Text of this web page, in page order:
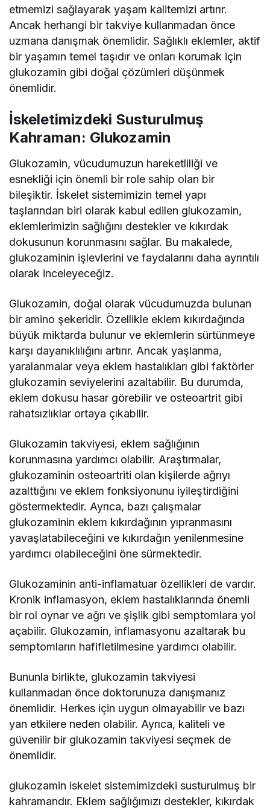
etmemizi sağlayarak yaşam kalitemizi artırır.
Ancak herhangi bir takviye kullanmadan önce
uzmana danışmak önemlidir. Sağlıklı eklemler, aktif
bir yaşamın temel taşıdır ve onları korumak için
glukozamin gibi doğal çözümleri düşünmek
önemlidir.
İskeletimizdeki Susturulmuş
Kahraman: Glukozamin
Glukozamin, vücudumuzun hareketliliği ve
esnekliği için önemli bir role sahip olan bir
bileşiktir. İskelet sistemimizin temel yapı
taşlarından biri olarak kabul edilen glukozamin,
eklemlerimizin sağlığını destekler ve kıkırdak
dokusunun korunmasını sağlar. Bu makalede,
glukozaminin işlevlerini ve faydalarını daha ayrıntılı
olarak inceleyeceğiz.
Glukozamin, doğal olarak vücudumuzda bulunan
bir amino şekeridir. Özellikle eklem kıkırdağında
büyük miktarda bulunur ve eklemlerin sürtünmeye
karşı dayanıklılığını artırır. Ancak yaşlanma,
yaralanmalar veya eklem hastalıkları gibi faktörler
glukozamin seviyelerini azaltabilir. Bu durumda,
eklem dokusu hasar görebilir ve osteoartrit gibi
rahatsızlıklar ortaya çıkabilir.
Glukozamin takviyesi, eklem sağlığının
korunmasına yardımcı olabilir. Araştırmalar,
glukozaminin osteoartriti olan kişilerde ağrıyı
azalttığını ve eklem fonksiyonunu iyileştirdiğini
göstermektedir. Ayrıca, bazı çalışmalar
glukozaminin eklem kıkırdağının yıpranmasını
yavaşlatabileceğini ve kıkırdağın yenilenmesine
yardımcı olabileceğini öne sürmektedir.
Glukozaminin anti-inflamatuar özellikleri de vardır.
Kronik inflamasyon, eklem hastalıklarında önemli
bir rol oynar ve ağrı ve şişlik gibi semptomlara yol
açabilir. Glukozamin, inflamasyonu azaltarak bu
semptomların hafifletilmesine yardımcı olabilir.
Bununla birlikte, glukozamin takviyesi
kullanmadan önce doktorunuza danışmanız
önemlidir. Herkes için uygun olmayabilir ve bazı
yan etkilere neden olabilir. Ayrıca, kaliteli ve
güvenilir bir glukozamin takviyesi seçmek de
önemlidir.
glukozamin iskelet sistemimizdeki susturulmuş bir
kahramandır. Eklem sağlığımızı destekler, kıkırdak